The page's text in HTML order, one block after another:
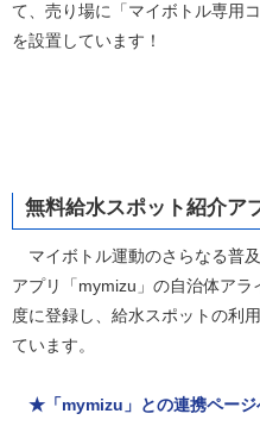
て、売り場に「マイボトル専用コ
を設置しています！
無料給水スポット紹介ア
マイボトル運動のさらなる普及
アプリ「mymizu」の自治体アラ
度に登録し、給水スポットの利
ています。
★「mymizu」との連携ページ